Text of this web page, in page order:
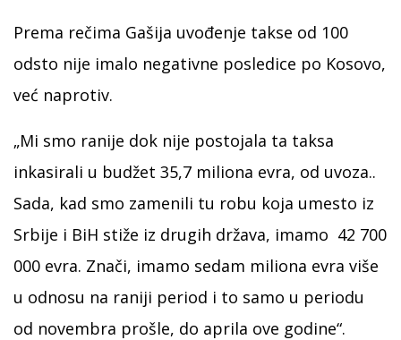
Prema rečima Gašija uvođenje takse od 100
odsto nije imalo negativne posledice po Kosovo,
već naprotiv.
„Mi smo ranije dok nije postojala ta taksa
inkasirali u budžet 35,7 miliona evra, od uvoza..
Sada, kad smo zamenili tu robu koja umesto iz
Srbije i BiH stiže iz drugih država, imamo 42 700
000 evra. Znači, imamo sedam miliona evra više
u odnosu na raniji period i to samo u periodu
od novembra prošle, do aprila ove godine“.